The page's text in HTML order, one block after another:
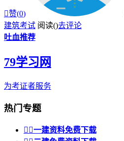
赞(0)
建筑考试 阅读()去评论
吐血推荐
79学习网
为考证者服务
热门专题
 一建资料免费下载